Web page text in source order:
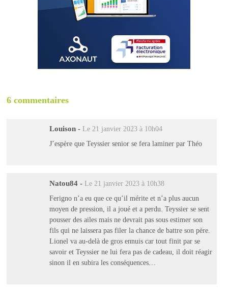
6 commentaires
Louison - Le 21 janvier 2023 à 10h04
J’espère que Teyssier senior se fera laminer par Théo
Natou84 - Le 21 janvier 2023 à 10h38
Ferigno n’a eu que ce qu’il mérite et n’a plus aucun
moyen de pression, il a joué et a perdu. Teyssier se sent
pousser des ailes mais ne devrait pas sous estimer son
fils qui ne laissera pas filer la chance de battre son père.
Lionel va au-delà de gros ennuis car tout finit par se
savoir et Teyssier ne lui fera pas de cadeau, il doit réagir
sinon il en subira les conséquences…